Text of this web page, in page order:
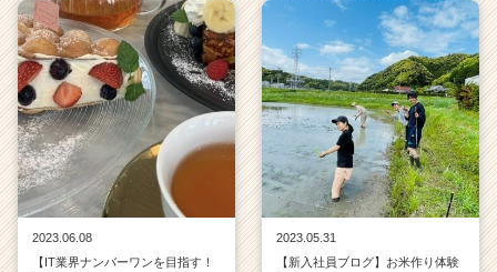
2023.06.08
【IT業界ナンバーワンを目指す！
2023.05.31
【新入社員ブログ】お米作り体験